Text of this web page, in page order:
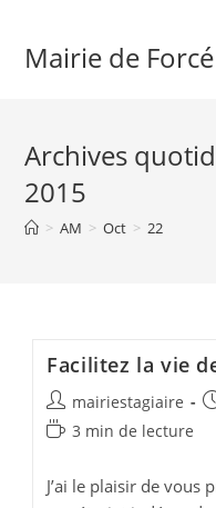
contentMairie de Forcé
Archives
2015
> AM > Oct > 22
Facilitez la vie
Auteur/autrice
de
mairiestagiaire
Temps
lecture :
3 min de lecture
J’ai le plaisir de vous